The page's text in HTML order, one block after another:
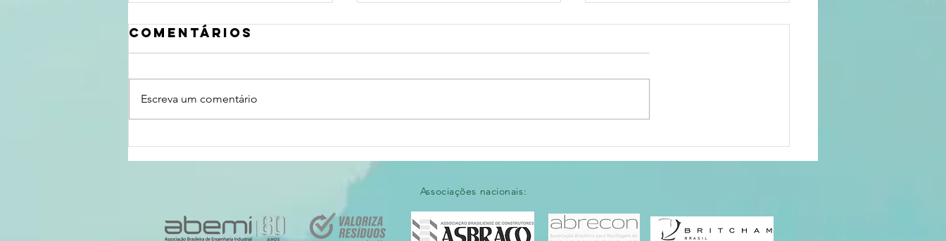
10 dicas para
relaxar
Tempo de
mudanças
Prepare-se
para uma
Comentários
Escreva um comentário
Associações nacionais: